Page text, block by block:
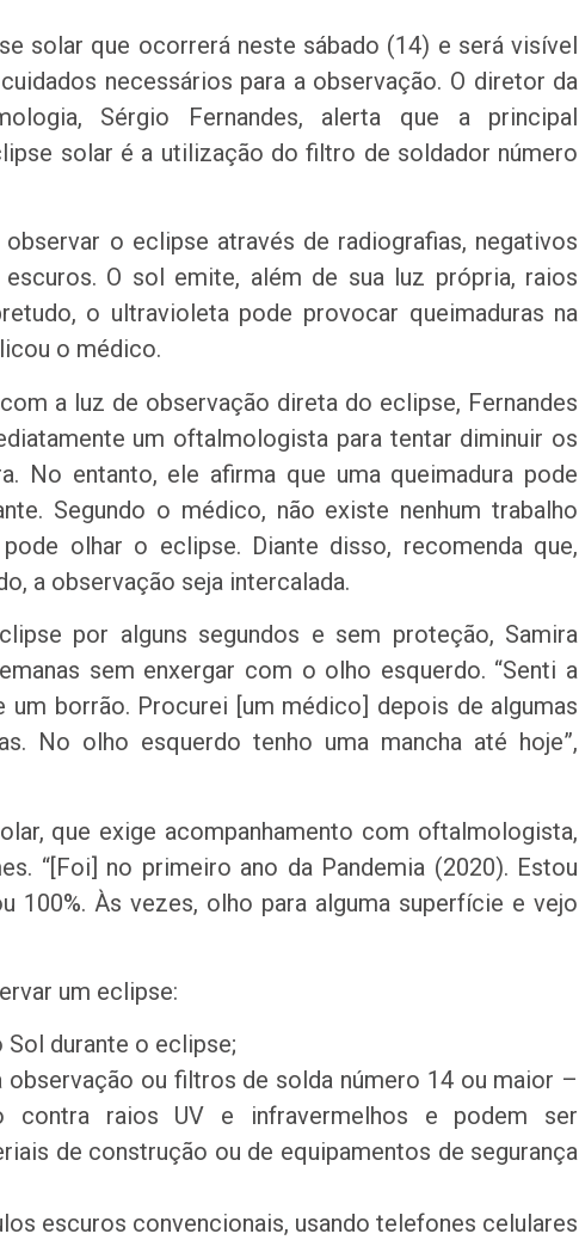
solar que ocorrerá neste sábado (14) e será visível
necessários para a observação. O diretor da
Sérgio Fernandes, alerta que a principal
solar é a utilização do filtro de soldador número
observar o eclipse através de radiografias, negativos
O sol emite, além de sua luz própria, raios
o ultravioleta pode provocar queimaduras na
o médico.
a luz de observação direta do eclipse, Fernandes
um oftalmologista para tentar diminuir os
No entanto, ele afirma que uma queimadura pode
Segundo o médico, não existe nenhum trabalho
olhar o eclipse. Diante disso, recomenda que,
a observação seja intercalada.
por alguns segundos e sem proteção, Samira
sem enxergar com o olho esquerdo. “Senti a
borrão. Procurei [um médico] depois de algumas
No olho esquerdo tenho uma mancha até hoje”,
que exige acompanhamento com oftalmologista,
“[Foi] no primeiro ano da Pandemia (2020). Estou
100%. Às vezes, olho para alguma superfície e vejo
um eclipse:
durante o eclipse;
ou filtros de solda número 14 ou maior –
contra raios UV e infravermelhos e podem ser
de construção ou de equipamentos de segurança
escuros convencionais, usando telefones celulares